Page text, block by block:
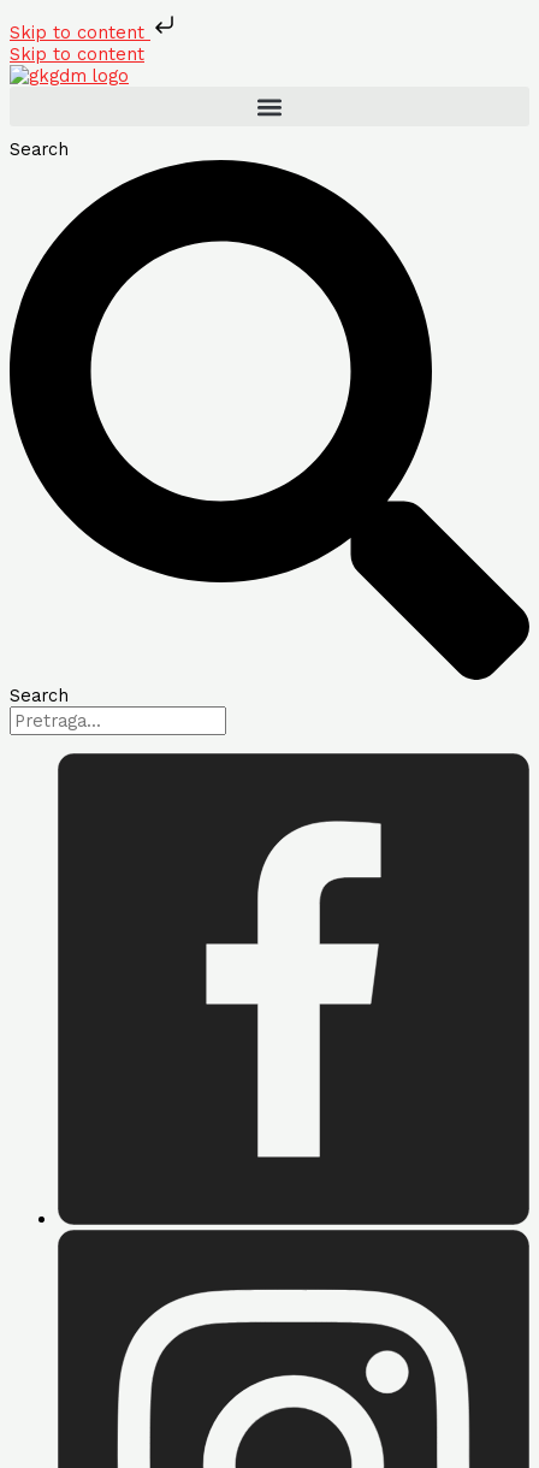
Skip to content
Skip to content
Search
Search